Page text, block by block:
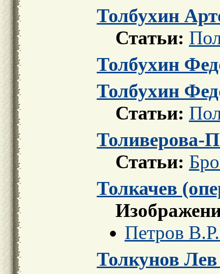
Толбухин
Статьи:
Толбухин
Толбухин
Статьи:
Толиверова-
Статьи:
Толкачев
Петров
Толкунов